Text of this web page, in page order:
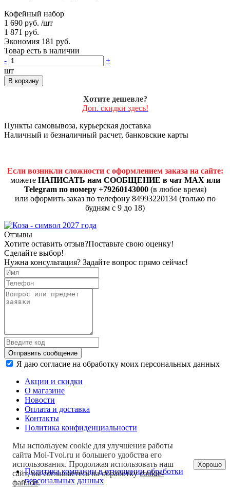
Кофейный набор
1 690 руб. /шт
1 871 руб.
Экономия 181 руб.
Товар есть в наличии
-
+
шт
В корзину
Хотите дешевле?
Доп. скидки здесь!
Пункты самовывоза, курьерская доставка
Наличный и безналичный расчет, банковские карты
Если возникли сложности с оформлением заказа на сайте:
можете НАПИСАТЬ нам СООБЩЕНИЕ в чат MAX или
Telegram по номеру +79260143000(в любое время)
или оформить заказ по телефону 84993220134 (только по
будням с 9 до 18)
Отзывы
Хотите оставить отзыв?Поставьте свою оценку!
Сделайте выбор!
Нужна консультация? Задайте вопрос прямо сейчас!
Отправить сообщение
Я даю согласие на обработку моих персональных данных
Акции и скидки
О магазине
Новости
Оплата и доставка
Контакты
Политика конфиденциальности
Политика компании в отношении обработки
персональных данных
Мы используем cookie для улучшения работы
сайта Moi-Tvoi.ru и большего удобства его
использования. Продолжая использовать наш
сайт, вы соглашаетесь на обработкуcookie-
файлов.
Хорошо